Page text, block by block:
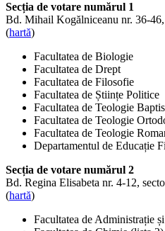
Secția de votare numărul 1
Bd. Mihail Kogălniceanu nr. 36-
(hartă)
Facultatea de Biologie
Facultatea de Drept
Facultatea de Filosofie
Facultatea de Științe Politice
Facultatea de Teologie
Facultatea de Teologie
Facultatea de Teologie
Departamentul de Educație
Secția de votare numărul 2
Bd. Regina Elisabeta nr. 4-12,
(hartă)
Facultatea de Administrație